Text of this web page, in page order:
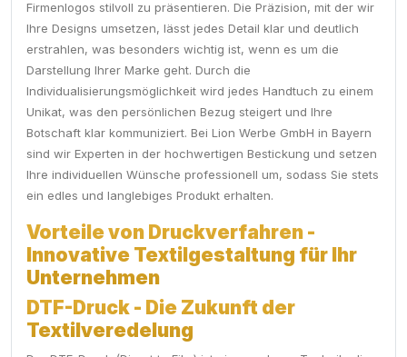
Firmenlogos stilvoll zu präsentieren. Die Präzision, mit der wir
Ihre Designs umsetzen, lässt jedes Detail klar und deutlich
erstrahlen, was besonders wichtig ist, wenn es um die
Darstellung Ihrer Marke geht. Durch die
Individualisierungsmöglichkeit wird jedes Handtuch zu einem
Unikat, was den persönlichen Bezug steigert und Ihre
Botschaft klar kommuniziert. Bei Lion Werbe GmbH in Bayern
sind wir Experten in der hochwertigen Bestickung und setzen
Ihre individuellen Wünsche professionell um, sodass Sie stets
ein edles und langlebiges Produkt erhalten.
Vorteile von Druckverfahren -
Innovative Textilgestaltung für Ihr
Unternehmen
DTF-Druck - Die Zukunft der
Textilveredelung